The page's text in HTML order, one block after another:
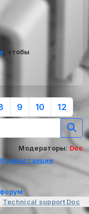
, чтобы
9 10 12
Модераторы: Doc
Радиостанции
Technical support Doc